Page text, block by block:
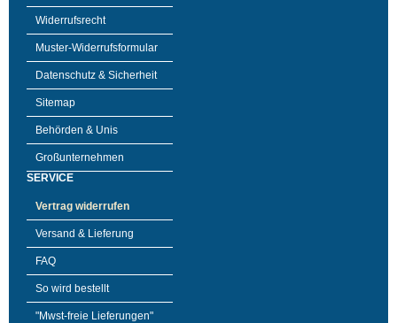
Widerrufsrecht
Muster-Widerrufsformular
Datenschutz & Sicherheit
Sitemap
Behörden & Unis
Großunternehmen
SERVICE
Vertrag widerrufen
Versand & Lieferung
FAQ
So wird bestellt
"Mwst-freie Lieferungen"